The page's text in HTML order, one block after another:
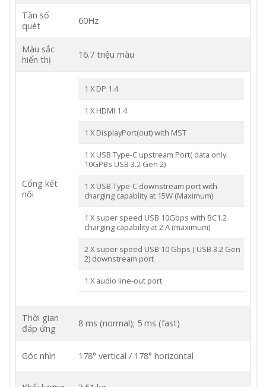
Tần số
quét
60Hz
Màu sắc
hiển thị
16.7 triệu màu
Cổng kết
nối
1 X DP 1.4
1 X HDMI 1.4
1 X DisplayPort(out) with MST
1 X USB Type-C upstream Port( data only
10GPBs USB 3.2 Gen 2)
1 X USB Type-C downstream port with
charging capablity at 15W (Maximum)
1 X super speed USB 10Gbps with BC1.2
charging capability at 2 A (maximum)
2 X super speed USB 10 Gbps ( USB 3.2 Gen
2) downstream port
1 X audio line-out port
Thời gian
đáp ứng
8 ms (normal); 5 ms (fast)
Góc nhìn 178° vertical / 178° horizontal